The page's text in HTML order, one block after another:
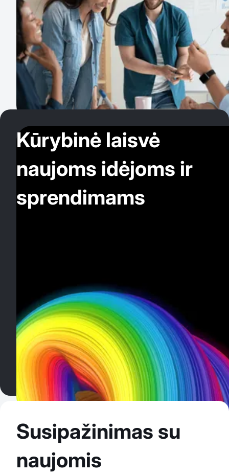
Kūrybinė laisvė
naujoms idėjoms ir
sprendimams
Susipažinimas su
naujomis